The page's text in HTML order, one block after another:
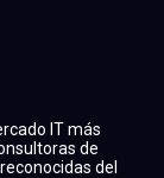
IT más
de
del